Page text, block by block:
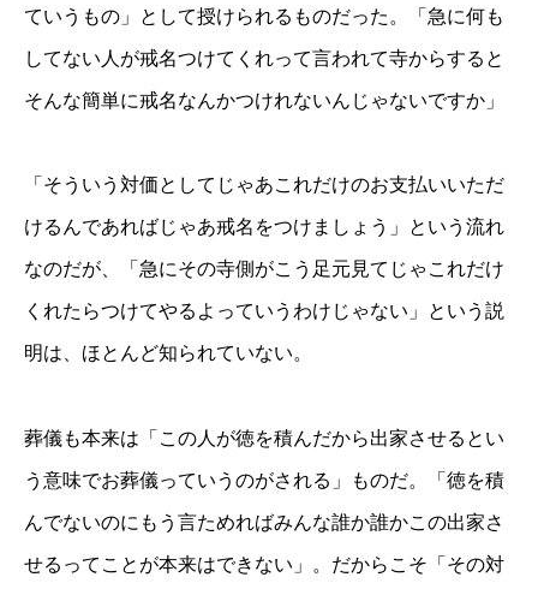
ていうもの」として授けられるものだった。「急に何も
してない人が戒名つけてくれって言われて寺からすると
そんな簡単に戒名なんかつけれないんじゃないですか」
「そういう対価としてじゃあこれだけのお支払いいただ
けるんであればじゃあ戒名をつけましょう」という流れ
なのだが、「急にその寺側がこう足元見てじゃこれだけ
くれたらつけてやるよっていうわけじゃない」という説
明は、ほとんど知られていない。
葬儀も本来は「この人が徳を積んだから出家させるとい
う意味でお葬儀っていうのがされる」ものだ。「徳を積
んでないのにもう言ためればみんな誰か誰かこの出家さ
せるってことが本来はできない」。だからこそ「その対